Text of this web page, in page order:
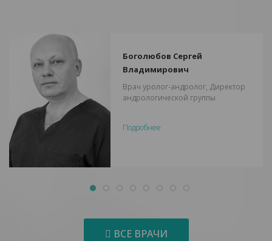
Боголюбов Сергей
Владимирович
Врач уролог-андролог, Директор
андрологической группы
Подробнее
ВСЕ ВРАЧИ